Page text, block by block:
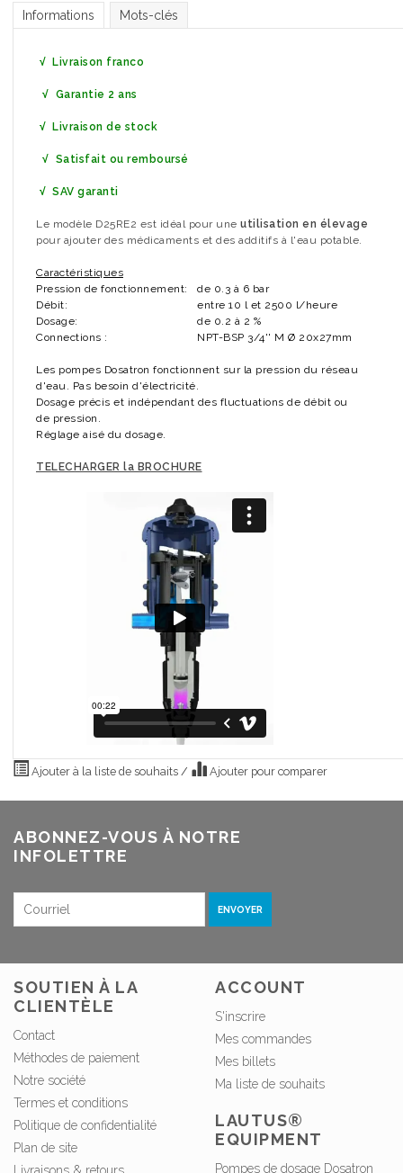
Informations Mots-clés
√ Livraison franco
√ Garantie 2 ans
√ Livraison de stock
√ Satisfait ou remboursé
√ SAV garanti
Le modèle D25RE2 est idéal pour une utilisation en élevage
pour ajouter des médicaments et des additifs à l'eau potable.
Caractéristiques
Pression de fonctionnement: de 0.3 à 6 bar
Débit:
entre 10 l et 2500 l/heure
Dosage:
de 0.2 à 2 %
Connections :
NPT-BSP 3/4'' M Ø 20x27mm
Les pompes Dosatron fonctionnent sur la pression du réseau
d'eau. Pas besoin d'électricité.
Dosage précis et indépendant des fluctuations de débit ou
de pression.
Réglage aisé du dosage.
TELECHARGER la BROCHURE
Ajouter à la liste de souhaits / Ajouter pour comparer
ABONNEZ-VOUS À NOTRE
INFOLETTRE
ENVOYER
SOUTIEN À LA
CLIENTÈLE
Contact
Méthodes de paiement
Notre société
Termes et conditions
Politique de confidentialité
Plan de site
ACCOUNT
S'inscrire
Mes commandes
Mes billets
Ma liste de souhaits
LAUTUS®
EQUIPMENT
Pompes de dosage Dosatron